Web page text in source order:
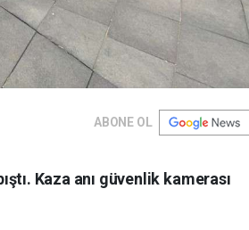
ABONE OL
Kaza anı güvenlik kamerası